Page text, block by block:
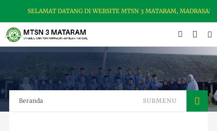
SELAMAT DATANG DI WEBSITE MTSN 3 MATARAM, MADRASAH
Beranda SUBMENU